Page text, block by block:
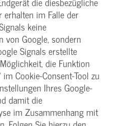
im Falle der
keine
von Google, sondern
Signals erstellte
die Funktion
Cookie-Consent-Tool zu
Ihres Google-
damit die
im Zusammenhang mit